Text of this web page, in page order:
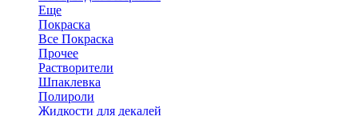
Еще
Покраска
Все Покраска
Прочее
Растворители
Шпаклевка
Полироли
Жидкости для декалей